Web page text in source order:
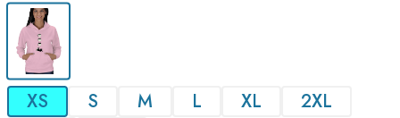
XS S M L XL
2XL